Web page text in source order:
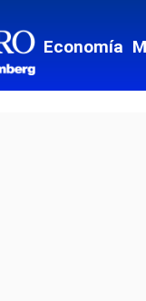
Economía
Email
Facebook
Twitter
LinkedIn
global.social-